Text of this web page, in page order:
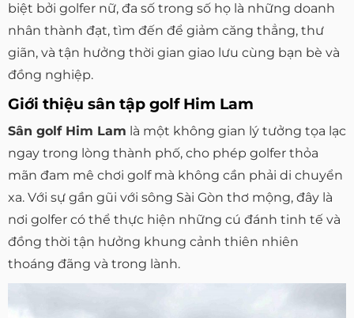
biệt bởi golfer nữ, đa số trong số họ là những doanh
nhân thành đạt, tìm đến để giảm căng thẳng, thư
giãn, và tận hưởng thời gian giao lưu cùng bạn bè và
đồng nghiệp.
Giới thiệu sân tập golf Him Lam
Sân golf Him Lam là một không gian lý tưởng tọa lạc
ngay trong lòng thành phố, cho phép golfer thỏa
mãn đam mê chơi golf mà không cần phải di chuyển
xa. Với sự gần gũi với sông Sài Gòn thơ mộng, đây là
nơi golfer có thể thực hiện những cú đánh tinh tế và
đồng thời tận hưởng khung cảnh thiên nhiên
thoáng đãng và trong lành.